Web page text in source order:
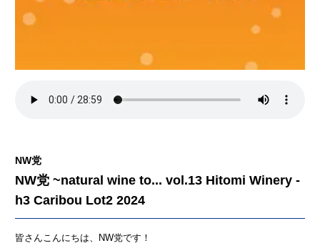
NW党
NW党 ~natural wine to... vol.13 Hitomi Winery -
h3 Caribou Lot2 2024
皆さんこんにちは、NW党です！